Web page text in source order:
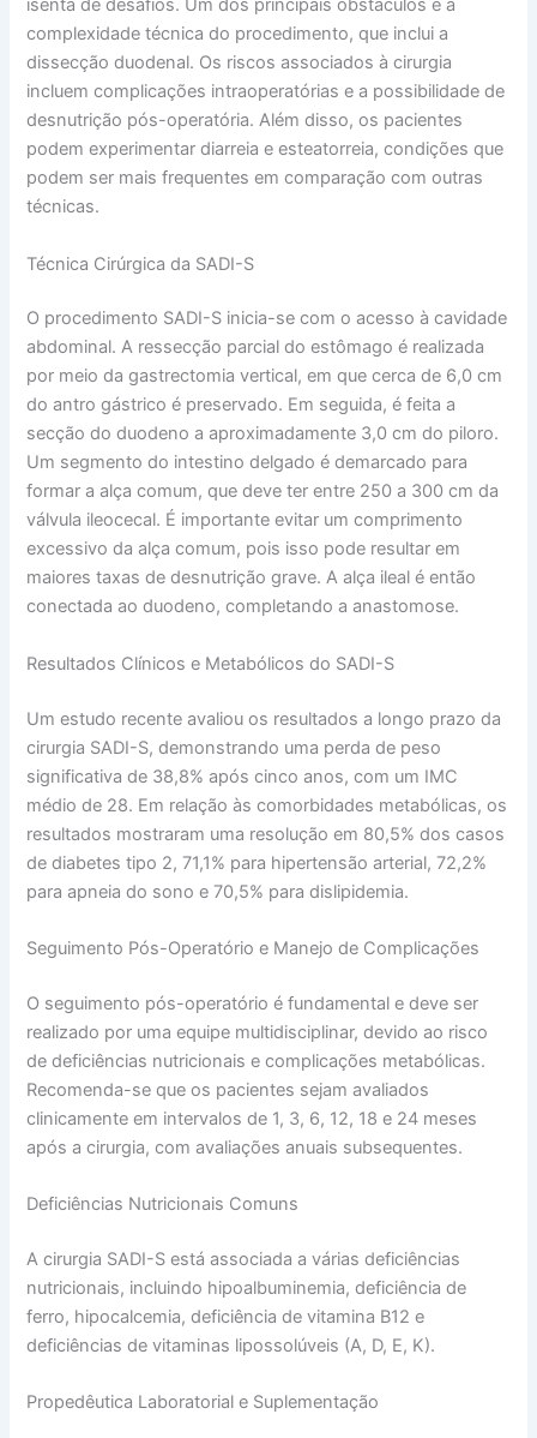
isenta de desafios. Um dos principais obstáculos é a
complexidade técnica do procedimento, que inclui a
dissecção duodenal. Os riscos associados à cirurgia
incluem complicações intraoperatórias e a possibilidade de
desnutrição pós-operatória. Além disso, os pacientes
podem experimentar diarreia e esteatorreia, condições que
podem ser mais frequentes em comparação com outras
técnicas.
Técnica Cirúrgica da SADI-S
O procedimento SADI-S inicia-se com o acesso à cavidade
abdominal. A ressecção parcial do estômago é realizada
por meio da gastrectomia vertical, em que cerca de 6,0 cm
do antro gástrico é preservado. Em seguida, é feita a
secção do duodeno a aproximadamente 3,0 cm do piloro.
Um segmento do intestino delgado é demarcado para
formar a alça comum, que deve ter entre 250 a 300 cm da
válvula ileocecal. É importante evitar um comprimento
excessivo da alça comum, pois isso pode resultar em
maiores taxas de desnutrição grave. A alça ileal é então
conectada ao duodeno, completando a anastomose.
Resultados Clínicos e Metabólicos do SADI-S
Um estudo recente avaliou os resultados a longo prazo da
cirurgia SADI-S, demonstrando uma perda de peso
significativa de 38,8% após cinco anos, com um IMC
médio de 28. Em relação às comorbidades metabólicas, os
resultados mostraram uma resolução em 80,5% dos casos
de diabetes tipo 2, 71,1% para hipertensão arterial, 72,2%
para apneia do sono e 70,5% para dislipidemia.
Seguimento Pós-Operatório e Manejo de Complicações
O seguimento pós-operatório é fundamental e deve ser
realizado por uma equipe multidisciplinar, devido ao risco
de deficiências nutricionais e complicações metabólicas.
Recomenda-se que os pacientes sejam avaliados
clinicamente em intervalos de 1, 3, 6, 12, 18 e 24 meses
após a cirurgia, com avaliações anuais subsequentes.
Deficiências Nutricionais Comuns
A cirurgia SADI-S está associada a várias deficiências
nutricionais, incluindo hipoalbuminemia, deficiência de
ferro, hipocalcemia, deficiência de vitamina B12 e
deficiências de vitaminas lipossolúveis (A, D, E, K).
Propedêutica Laboratorial e Suplementação